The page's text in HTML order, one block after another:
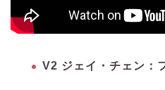
V2 ジェイ・チェン：